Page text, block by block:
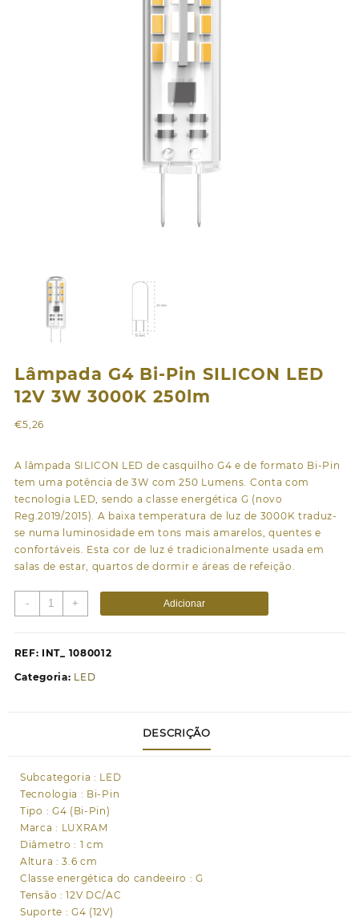
Lâmpada G4 Bi-Pin SILICON LED
12V 3W 3000K 250lm
€5,26
A lâmpada SILICON LED de casquilho G4 e de formato Bi-Pin
tem uma potência de 3W com 250 Lumens. Conta com
tecnologia LED, sendo a classe energética G (novo
Reg.2019/2015). A baixa temperatura de luz de 3000K traduz-
se numa luminosidade em tons mais amarelos, quentes e
confortáveis. Esta cor de luz é tradicionalmente usada em
salas de estar, quartos de dormir e áreas de refeição.
-
Quantidade
de
G4
Pin
250lm
+ Adicionar
REF: INT_ 1080012
Categoria: LED
DESCRIÇÃO
Subcategoria : LED
Tecnologia : Bi-Pin
Tipo : G4 (Bi-Pin)
Marca : LUXRAM
Diâmetro : 1 cm
Altura : 3.6 cm
Classe energética do candeeiro : G
Tensão : 12V DC/AC
Suporte : G4 (12V)